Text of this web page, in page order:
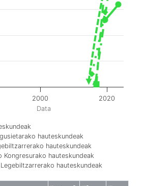
Data
hauteskundeak
hauteskundeak
Kongresurako hauteskundeak
hauteskundeak
2000 2020